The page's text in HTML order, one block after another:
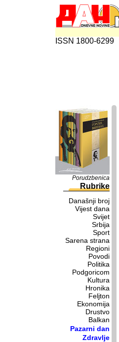
ISSN 1800-6299
Porudzbenica
Rubrike
Današnji broj
Vijest dana
Svijet
Srbija
Sport
Sarena strana
Regioni
Povodi
Politika
Podgoricom
Kultura
Hronika
Feljton
Ekonomija
Drustvo
Balkan
Pazarni dan
Zdravlje